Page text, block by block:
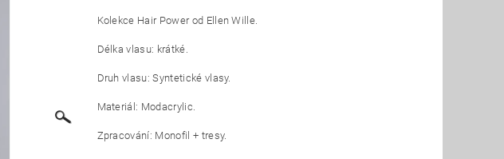
Kolekce Hair Power od Ellen Wille.
Délka vlasu: krátké.
Druh vlasu: Syntetické vlasy.
Materiál: Modacrylic.
Zpracování: Monofil + tresy.